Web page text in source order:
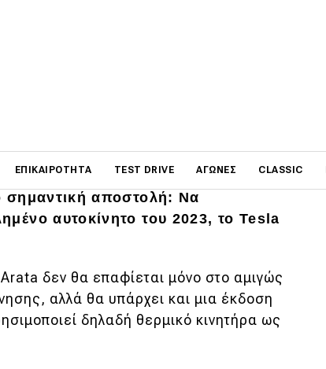
ΕΠΙΚΑΙΡΌΤΗΤΑ TEST DRIVE ΑΓΏΝΕΣ CLASSIC
του μέλλοντος, αλλά το πρωτότυπο
σημαντική αποστολή: Να
αυτοκίνητο του 2023, το Tesla
δεν θα επαφίεται μόνο στο αμιγώς
αλλά θα υπάρχει και μια έκδοση
δηλαδή θερμικό κινητήρα ως